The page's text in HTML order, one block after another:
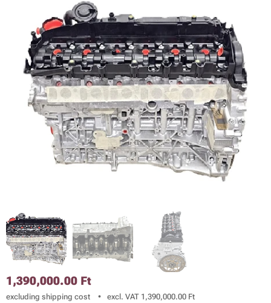
1,390,000.00 Ft
excluding shipping cost excl. VAT 1,390,000.00 Ft